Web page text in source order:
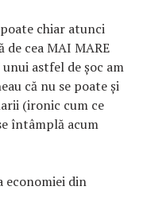
chiar atunci
cea MAI MARE
astfel de șoc am
că nu se poate și
(ironic cum ce
întâmplă acum
economiei din